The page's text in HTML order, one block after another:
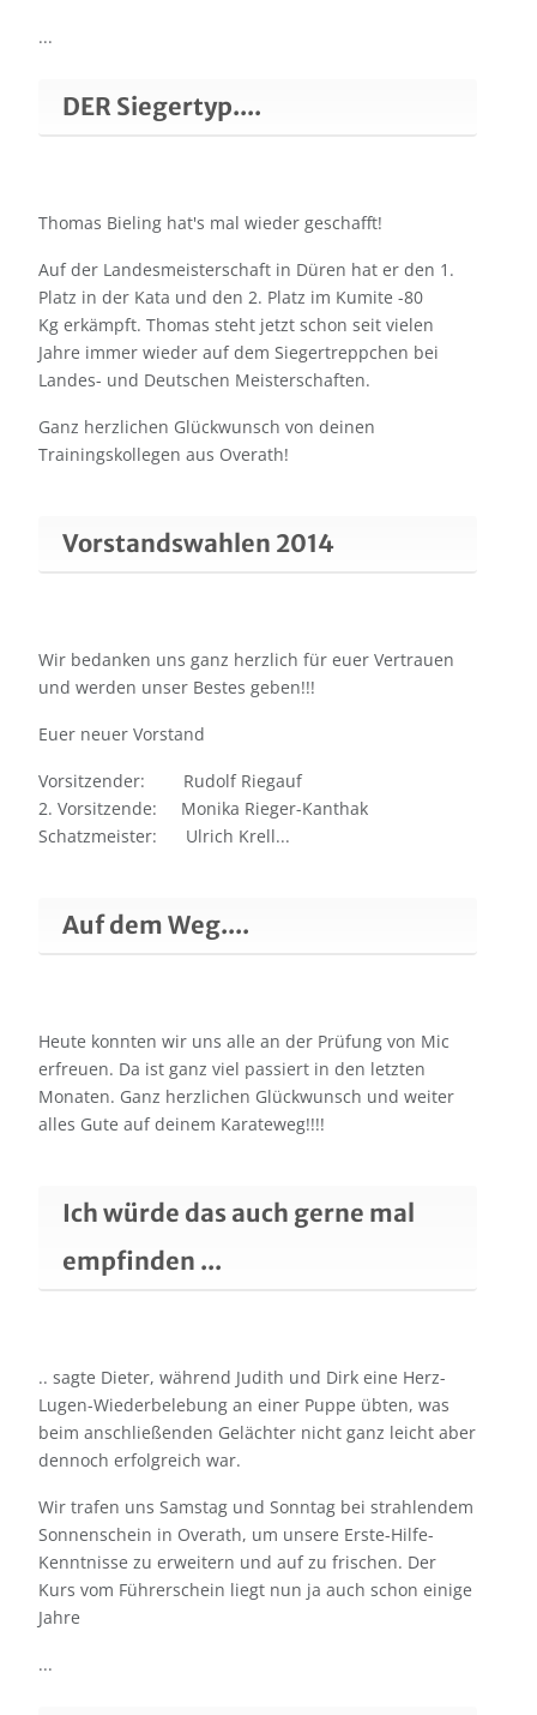
...
DER Siegertyp....
Thomas Bieling hat's mal wieder geschafft!
Auf der Landesmeisterschaft in Düren hat er den 1.
Platz in der Kata und den 2. Platz im Kumite -80
Kg erkämpft. Thomas steht jetzt schon seit vielen
Jahre immer wieder auf dem Siegertreppchen bei
Landes- und Deutschen Meisterschaften.
Ganz herzlichen Glückwunsch von deinen
Trainingskollegen aus Overath!
Vorstandswahlen 2014
Wir bedanken uns ganz herzlich für euer Vertrauen
und werden unser Bestes geben!!!
Euer neuer Vorstand
Vorsitzender: Rudolf Riegauf
2. Vorsitzende: Monika Rieger-Kanthak
Schatzmeister: Ulrich Krell...
Auf dem Weg....
Heute konnten wir uns alle an der Prüfung von Mic
erfreuen. Da ist ganz viel passiert in den letzten
Monaten. Ganz herzlichen Glückwunsch und weiter
alles Gute auf deinem Karateweg!!!!
Ich würde das auch gerne mal
empfinden ...
.. sagte Dieter, während Judith und Dirk eine Herz-
Lugen-Wiederbelebung an einer Puppe übten, was
beim anschließenden Gelächter nicht ganz leicht aber
dennoch erfolgreich war.
Wir trafen uns Samstag und Sonntag bei strahlendem
Sonnenschein in Overath, um unsere Erste-Hilfe-
Kenntnisse zu erweitern und auf zu frischen. Der
Kurs vom Führerschein liegt nun ja auch schon einige
Jahre
...